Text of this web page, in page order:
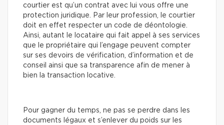
courtier est qu’un contrat avec lui vous offre une
protection juridique. Par leur profession, le courtier
doit en effet respecter un code de déontologie.
Ainsi, autant le locataire qui fait appel à ses services
que le propriétaire qui l’engage peuvent compter
sur ses devoirs de vérification, d’information et de
conseil ainsi que sa transparence afin de mener à
bien la transaction locative.
Pour gagner du temps, ne pas se perdre dans les
documents légaux et s’enlever du poids sur les